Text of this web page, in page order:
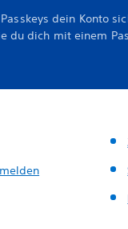
dein Konto
du dich mit einem